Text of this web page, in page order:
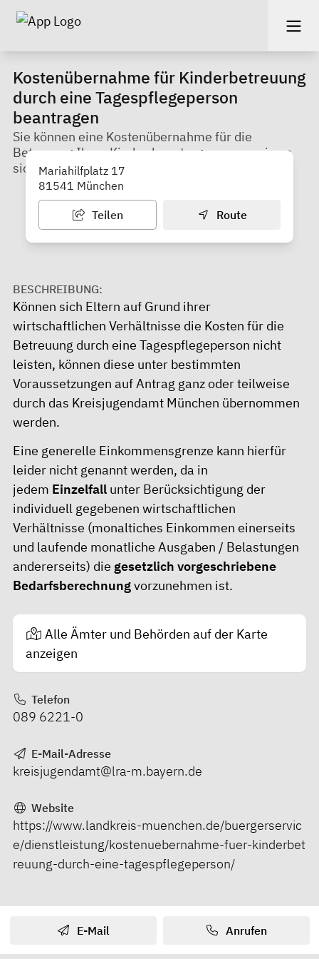
Kostenübernahme für Kinderbetreuung
durch eine Tagespflegeperson
beantragen
Sie können eine Kostenübernahme für die
Betreuung Ihres Kindes beantragen, wenn sie es
sich nicht leisten können.
Mariahilfplatz 17
81541 München
Teilen Route
BESCHREIBUNG:
Können sich Eltern auf Grund ihrer
wirtschaftlichen Verhältnisse die Kosten für die
Betreuung durch eine Tagespflegeperson nicht
leisten, können diese unter bestimmten
Voraussetzungen auf Antrag ganz oder teilweise
durch das Kreisjugendamt München übernommen
werden.
Eine generelle Einkommensgrenze kann hierfür
leider nicht genannt werden, da in
jedem Einzelfall unter Berücksichtigung der
individuell gegebenen wirtschaftlichen
Verhältnisse (monaltiches Einkommen einerseits
und laufende monatliche Ausgaben / Belastungen
andererseits) die gesetzlich vorgeschriebene
Bedarfsberechnungvorzunehmen ist.
Alle Ämter und Behörden auf der Karte
anzeigen
Telefon
089 6221-0
E-Mail-Adresse
kreisjugendamt@lra-m.bayern.de
Website
https://www.landkreis-muenchen.de/buergerservic
e/dienstleistung/kostenuebernahme-fuer-kinderbet
reuung-durch-eine-tagespflegeperson/
E-Mail Anrufen